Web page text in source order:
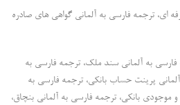
ای، ترجمه فارسی به آلمانی گواهی های صادره
فارسی به آلمانی سند ملک، ترجمه فارسی به
آلمانی پرینت حساب بانکی، ترجمه فارسی به
بانکی، ترجمه فارسی به آلمانی بنچاق،